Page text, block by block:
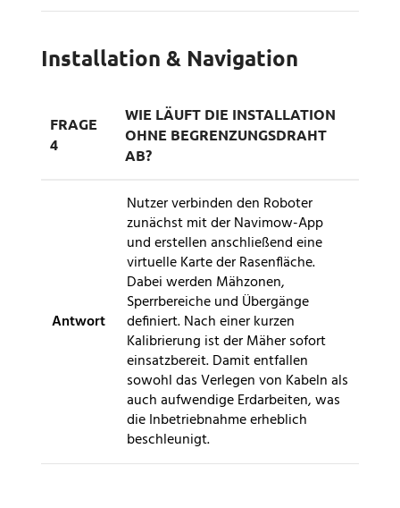
Installation & Navigation
FRAGE
4
WIE LÄUFT DIE INSTALLATION
OHNE BEGRENZUNGSDRAHT
AB?
Antwort
Nutzer verbinden den Roboter
zunächst mit der Navimow-App
und erstellen anschließend eine
virtuelle Karte der Rasenfläche.
Dabei werden Mähzonen,
Sperrbereiche und Übergänge
definiert. Nach einer kurzen
Kalibrierung ist der Mäher sofort
einsatzbereit. Damit entfallen
sowohl das Verlegen von Kabeln als
auch aufwendige Erdarbeiten, was
die Inbetriebnahme erheblich
beschleunigt.